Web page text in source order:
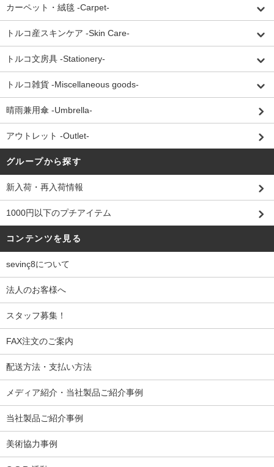
カーペット・絨毯 -Carpet-
トルコ産スキンケア -Skin Care-
トルコ文房具 -Stationery-
トルコ雑貨 -Miscellaneous goods-
晴雨兼用傘 -Umbrella-
アウトレット -Outlet-
グループから探す
新入荷・再入荷情報
1000円以下のプチアイテム
コンテンツを見る
sevinç8について
法人のお客様へ
スタッフ募集！
FAX注文のご案内
配送方法・支払い方法
メディア紹介・当社製品ご紹介事例
当社製品ご紹介事例
美術協力事例